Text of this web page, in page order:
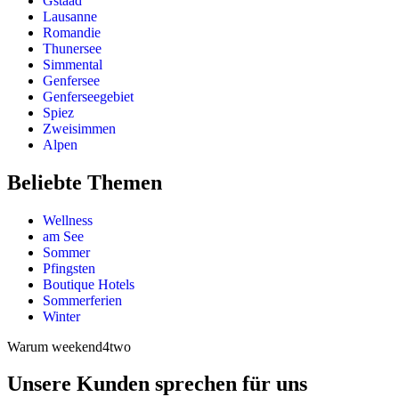
Lausanne
Romandie
Thunersee
Simmental
Genfersee
Genferseegebiet
Spiez
Zweisimmen
Alpen
Beliebte Themen
Wellness
am See
Sommer
Pfingsten
Boutique Hotels
Sommerferien
Winter
Warum weekend4two
Unsere Kunden sprechen für uns